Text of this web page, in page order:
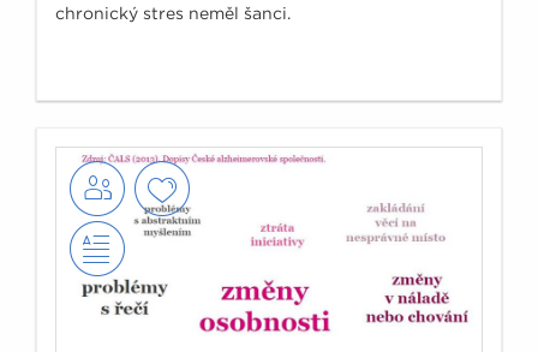
chronický stres neměl šanci.